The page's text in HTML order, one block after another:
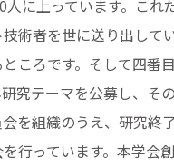
に上っています。これ
術者を世に送り出して
ころです。そして四番
究テーマを公募し、そ
を組織のうえ、研究終
行っています。本学会